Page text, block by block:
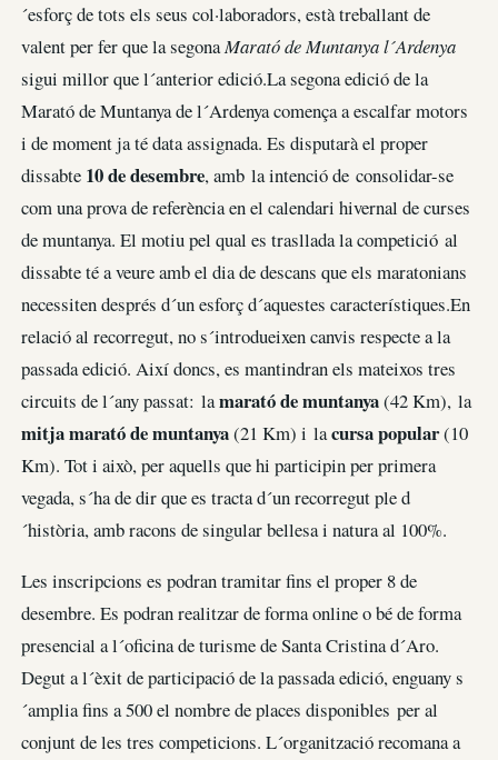
´esforç de tots els seus col·laboradors, està treballant de
valent per fer que la segonaMarató de Muntanya l´Ardenya
sigui millor que l´anterior edició.La segona edició de la
Marató de Muntanya de l´Ardenya comença a escalfar motors
i de moment ja té data assignada. Es disputarà el proper
dissabte 10 de desembre, amb la intenció de consolidar-se
com una prova de referència en el calendari hivernal de curses
de muntanya. El motiu pel qual es trasllada la competició al
dissabte té a veure amb el dia de descans que els maratonians
necessiten després d´un esforç d´aquestes característiques.En
relació al recorregut, no s´introdueixen canvis respecte a la
passada edició. Així doncs, es mantindran els mateixos tres
circuits de l´any passat: lamarató de muntanya(42 Km), la
mitja marató de muntanya(21 Km) i lacursa popular(10
Km). Tot i això, per aquells que hi participin per primera
vegada, s´ha de dir que es tracta d´un recorregut ple d
´història, amb racons de singular bellesa i natura al 100%.
Les inscripcions es podran tramitar fins el proper 8 de
desembre. Es podran realitzar de forma online o bé de forma
presencial a l´oficina de turisme de Santa Cristina d´Aro.
Degut a l´èxit de participació de la passada edició, enguany s
´amplia fins a 500 el nombre de places disponibles per al
conjunt de les tres competicions. L´organització recomana a